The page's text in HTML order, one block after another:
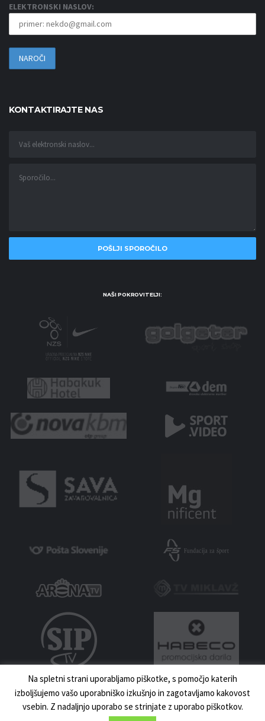
ELEKTRONSKI NASLOV:
KONTAKTIRAJTE NAS
NAŠI POKROVITELJI:
MNZ MARIBOR 2023 | VSE PRAVICE PRIDRŽANE | IZDELAVA:UKI.SI
Na spletni strani uporabljamo piškotke, s pomočjo katerih
izboljšujemo vašo uporabniško izkušnjo in zagotavljamo kakovost
vsebin. Z nadaljnjo uporabo se strinjate z uporabo piškotkov.